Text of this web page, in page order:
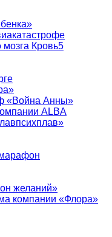
мозга Кровь5
«Война Анны»
ALBA
желаний»
компании «Флора»